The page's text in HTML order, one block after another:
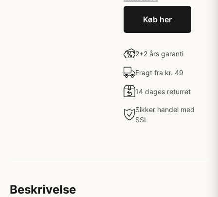
Køb her
2+2 års garanti
Fragt fra kr. 49
14 dages returret
Sikker handel med
SSL
Beskrivelse